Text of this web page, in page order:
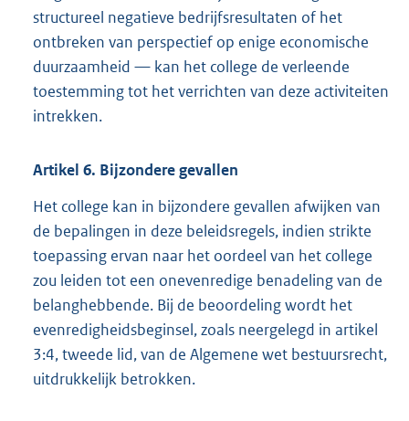
structureel negatieve bedrijfsresultaten of het
ontbreken van perspectief op enige economische
duurzaamheid — kan het college de verleende
toestemming tot het verrichten van deze activiteiten
intrekken.
Artikel 6. Bijzondere gevallen
Het college kan in bijzondere gevallen afwijken van
de bepalingen in deze beleidsregels, indien strikte
toepassing ervan naar het oordeel van het college
zou leiden tot een onevenredige benadeling van de
belanghebbende. Bij de beoordeling wordt het
evenredigheidsbeginsel, zoals neergelegd in artikel
3:4, tweede lid, van de Algemene wet bestuursrecht,
uitdrukkelijk betrokken.